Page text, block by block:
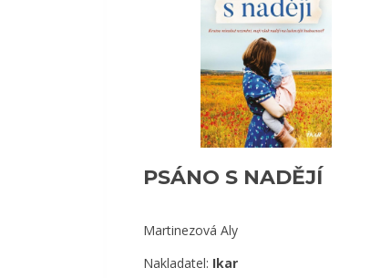
PSÁNO S NADĚJÍ
Martinezová Aly
Nakladatel: Ikar